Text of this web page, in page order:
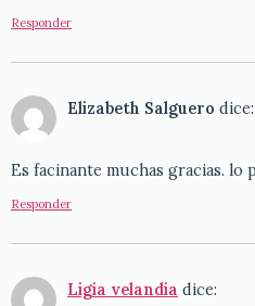
Responder
Elizabeth Salguero dice:
Es facinante muchas gracias. lo
Responder
Ligia velandia dice: